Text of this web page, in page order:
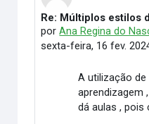
Re: Múltiplos estilos
porAna Regina do
sexta-feira, 16 fev.
Número de respostas:
A utilização
aprendizagem
dá aulas , pois